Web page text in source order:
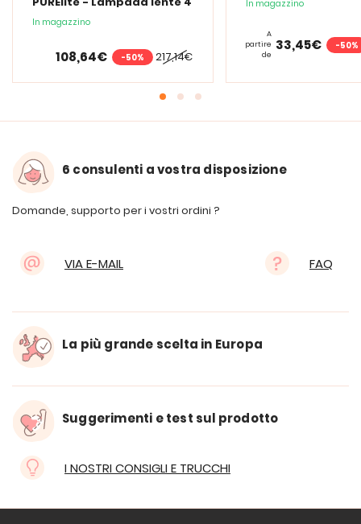
in 1
In magazzino
217,14€
108,64€ -50%
In magazzino
A
partire
de
33,45€ -50%
6 consulenti a vostra disposizione
Domande, supporto per i vostri ordini ?
VIA E-MAIL FAQ
La più grande scelta in Europa
Suggerimenti e test sul prodotto
I NOSTRI CONSIGLI E TRUCCHI